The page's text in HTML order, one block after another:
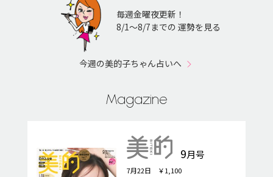
毎週金曜夜更新！
8/1〜8/7までの 運勢を見る
今週の美的子ちゃん占いへ
Magazine
9月号
7月22日 ￥1,100